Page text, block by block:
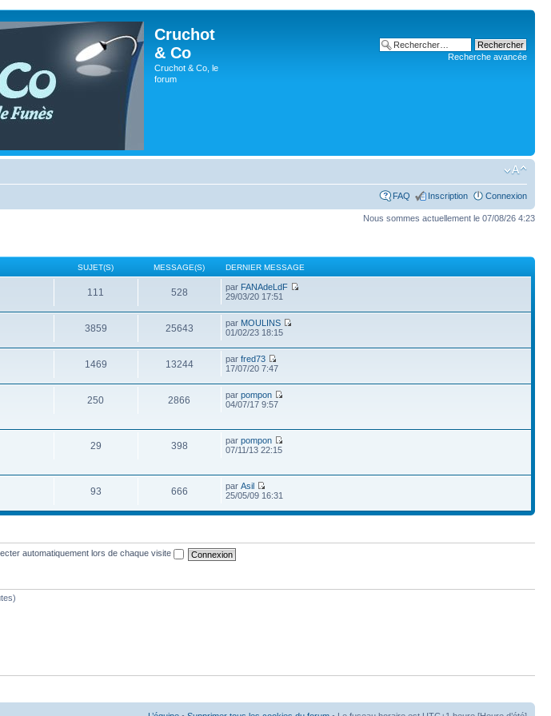
Cruchot
& Co
Cruchot & Co, le
forum
Recherche avancée
FAQ Inscription Connexion
Nous sommes actuellement le 07/08/26 4:23
SUJET(S) MESSAGE(S) DERNIER MESSAGE
111 528 par FANAdeLdF
29/03/20 17:51
3859 25643 par MOULINS
01/02/23 18:15
1469 13244 parfred73
17/07/20 7:47
250 2866 parpompon
04/07/17 9:57
29 398 parpompon
07/11/13 22:15
93 666 parAsil
25/05/09 16:31
automatiquement lors de chaque visite